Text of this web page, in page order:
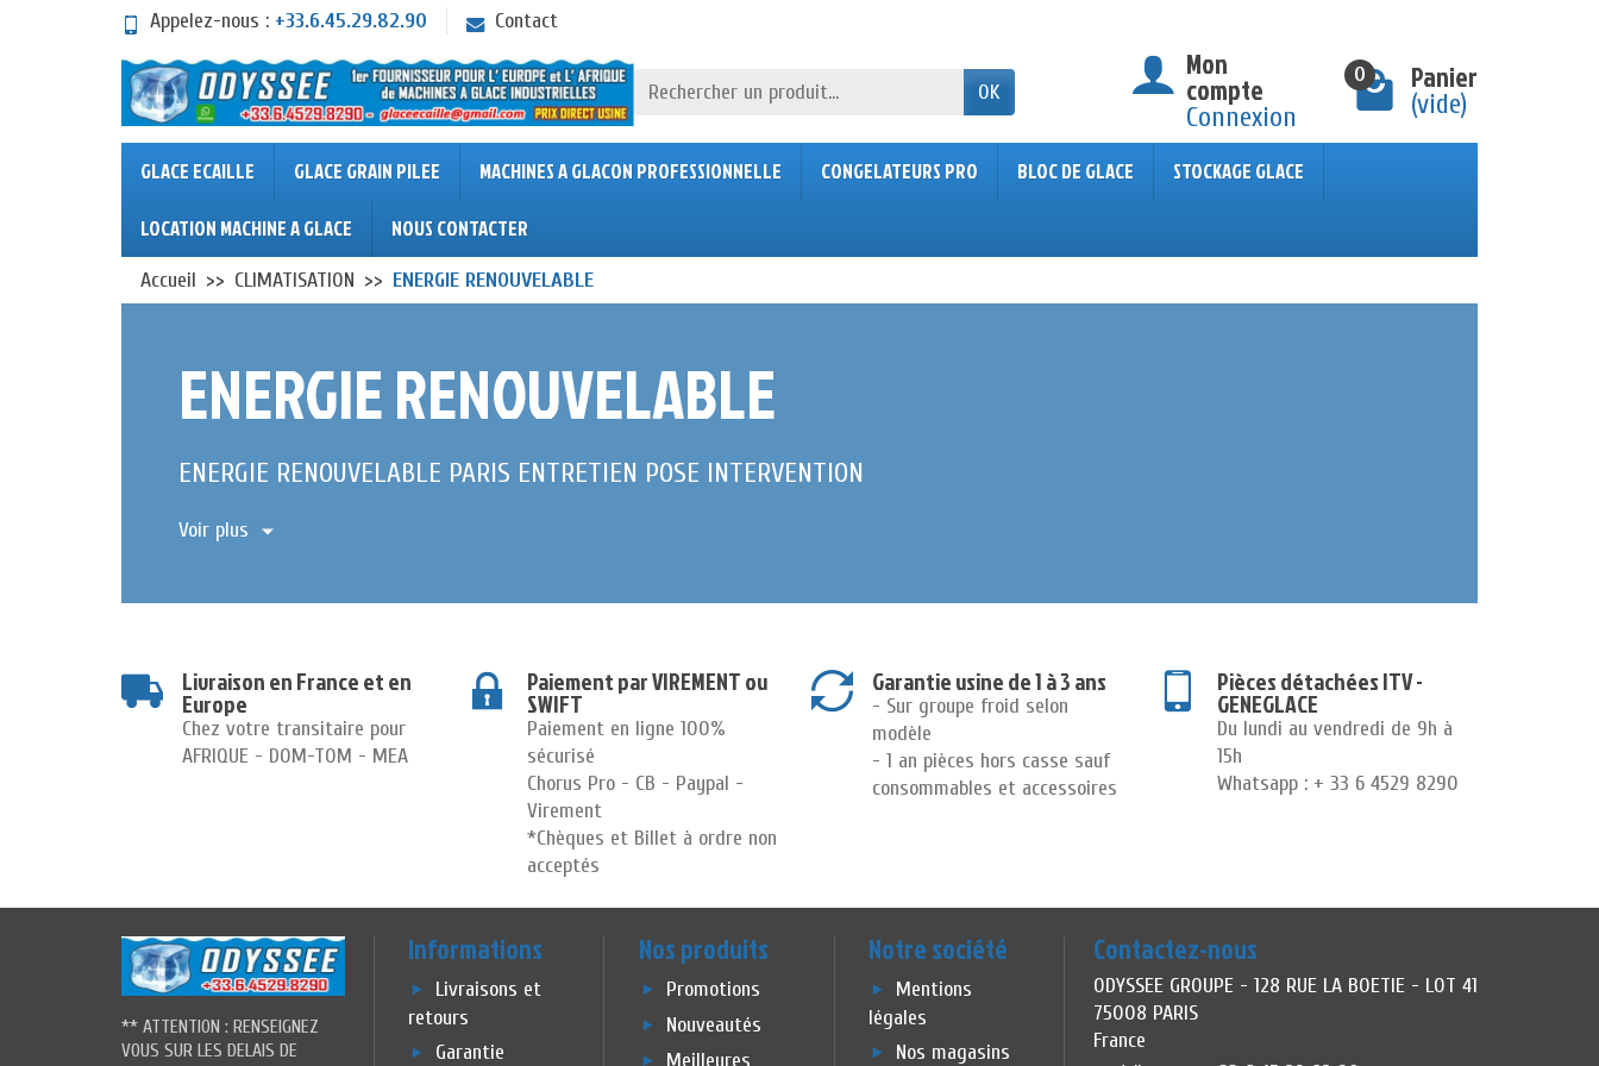
Appelez-nous : +33.6.45.29.82.90 Contact
OK
Mon
compte
Connexion
0 Panier
(vide)
GLACE ECAILLE GLACE GRAIN PILEE MACHINES A GLACON PROFESSIONNELLE CONGELATEURS PRO BLOC DE GLACE STOCKAGE GLACE
LOCATION MACHINE A GLACE NOUS CONTACTER
Accueil CLIMATISATION ENERGIE RENOUVELABLE
ENERGIE RENOUVELABLE
ENERGIE RENOUVELABLE PARIS ENTRETIEN POSE INTERVENTION
Voir plus
Livraison en France et en
Europe
Chez votre transitaire pour
AFRIQUE - DOM-TOM - MEA
Paiement par VIREMENT ou
SWIFT
Paiement en ligne 100%
sécurisé
Chorus Pro - CB - Paypal -
Virement
*Chèques et Billet à ordre non
acceptés
Garantie usine de 1 à 3 ans
- Sur groupe froid selon
modèle
- 1 an pièces hors casse sauf
consommables et accessoires
Pièces détachées ITV -
GENEGLACE
Du lundi au vendredi de 9h à
15h
Whatsapp : + 33 6 4529 8290
** ATTENTION : RENSEIGNEZ
VOUS SUR LES DELAIS DE
Informations
Livraisons et
retours
Garantie
Nos produits
Promotions
Nouveautés
Meilleures
Notre société
Mentions
légales
Nos magasins
Contactez-nous
ODYSSEE GROUPE - 128 RUE LA BOETIE - LOT 41
75008 PARIS
France